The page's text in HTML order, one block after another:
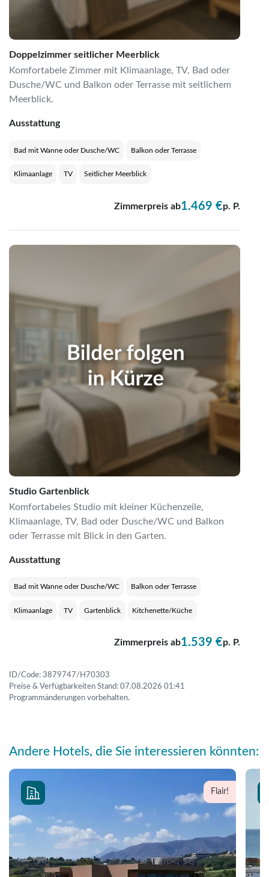
Doppelzimmer seitlicher Meerblick
Komfortabele Zimmer mit Klimaanlage, TV, Bad oder
Dusche/WC und Balkon oder Terrasse mit seitlichem
Meerblick.
Ausstattung
Bad mit Wanne oder Dusche/WC Balkon oder Terrasse
Klimaanlage TV Seitlicher Meerblick
Zimmerpreis ab1.469 €p. P.
Studio Gartenblick
Komfortabeles Studio mit kleiner Küchenzeile,
Klimaanlage, TV, Bad oder Dusche/WC und Balkon
oder Terrasse mit Blick in den Garten.
Ausstattung
Bad mit Wanne oder Dusche/WC Balkon oder Terrasse
Klimaanlage TV Gartenblick Kitchenette/Küche
Zimmerpreis ab1.539 €p. P.
ID/Code: 3879747/H70303
Preise & Verfügbarkeiten Stand: 07.08.2026 01:41
Programmänderungen vorbehalten.
Andere Hotels, die Sie interessieren könnten:
Flair!